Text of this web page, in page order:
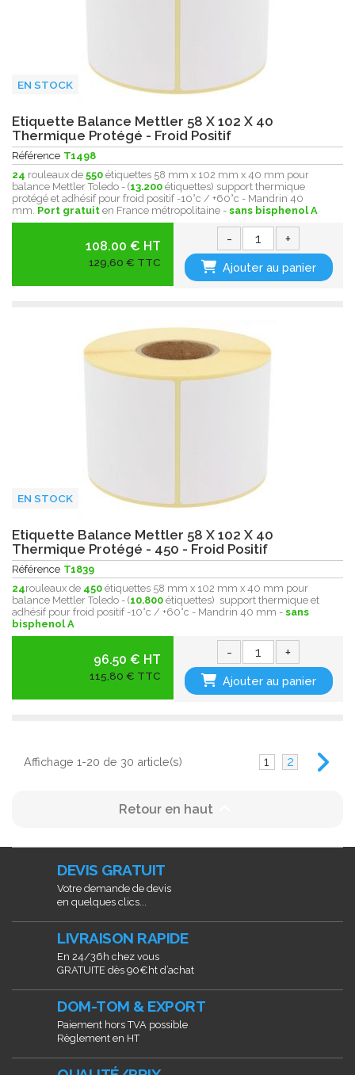
EN STOCK
Etiquette Balance Mettler 58 X 102 X 40
Thermique Protégé - Froid Positif
Référence T1498
24 rouleaux de 550 étiquettes 58 mm x 102 mm x 40 mm pour
balance Mettler Toledo - (13.200 étiquettes) support thermique
protégé et adhésif pour froid positif -10°c / +60°c - Mandrin 40
mm. Port gratuit en France métropolitaine - sans bisphenol A
108.00 € HT
129,60 € TTC
- +
Ajouter au panier
EN STOCK
Etiquette Balance Mettler 58 X 102 X 40
Thermique Protégé - 450 - Froid Positif
Référence T1839
24rouleaux de 450 étiquettes 58 mm x 102 mm x 40 mm pour
balance Mettler Toledo - (10.800 étiquettes) support thermique et
adhésif pour froid positif -10°c / +60°c - Mandrin 40 mm - sans
bisphenol A
96.50 € HT
115,80 € TTC
- +
Ajouter au panier
Affichage 1-20 de 30 article(s) 1 2
Retour en haut
DEVIS GRATUIT
Votre demande de devis
en quelques clics...
LIVRAISON RAPIDE
En 24/36h chez vous
GRATUITE dès 90€ht d’achat
DOM-TOM & EXPORT
Paiement hors TVA possible
Règlement en HT